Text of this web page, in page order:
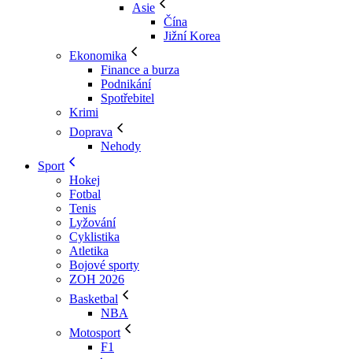
Asie
Čína
Jižní Korea
Ekonomika
Finance a burza
Podnikání
Spotřebitel
Krimi
Doprava
Nehody
Sport
Hokej
Fotbal
Tenis
Lyžování
Cyklistika
Atletika
Bojové sporty
ZOH 2026
Basketbal
NBA
Motosport
F1